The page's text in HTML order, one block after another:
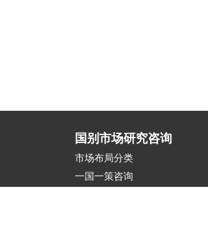
国别市场研究咨询
市场布局分类
一国一策咨询